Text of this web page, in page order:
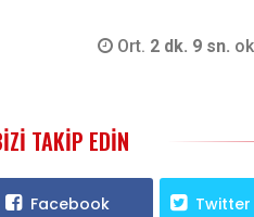
Ort. 2 dk. 9 sn.
TAKIP EDIN
Facebook Twitter